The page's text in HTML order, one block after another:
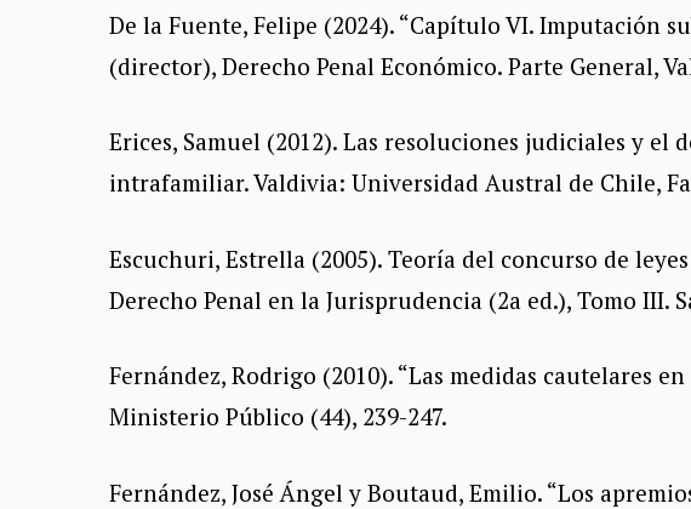
De la Fuente, Felipe (2024). “Capítulo VI. Imputación
(director), Derecho Penal Económico. Parte General,
Erices, Samuel (2012). Las resoluciones judiciales y
intrafamiliar. Valdivia: Universidad Austral de Chile,
Escuchuri, Estrella (2005). Teoría del concurso de
Derecho Penal en la Jurisprudencia (2a ed.), Tomo III.
Fernández, Rodrigo (2010). “Las medidas cautelares
Ministerio Público (44), 239-247.
Fernández, José Ángel y Boutaud, Emilio. “Los